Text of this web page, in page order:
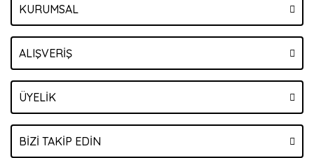
KURUMSAL
ALIŞVERİŞ
ÜYELİK
BİZİ TAKİP EDİN